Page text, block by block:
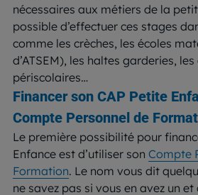
nécessaires aux métiers de la
possible d’effectuer ces stages
comme les crèches, les écoles
d’ATSEM), les haltes garderies,
périscolaires…
Financer son CAP Petite
Compte Personnel de
Le première possibilité pour
Enfance est d’utiliser son Compte
Formation. Le nom vous dit
ne savez pas si vous en avez un